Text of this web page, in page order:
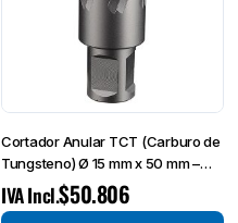
Cortador Anular TCT (Carburo de
Tungsteno) Ø 15 mm x 50 mm –
Broca de Corte-
$50.806
IVA Incl.